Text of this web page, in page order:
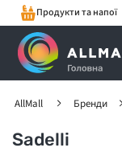
Продукти та напої
AllMall Бренди
Sadelli